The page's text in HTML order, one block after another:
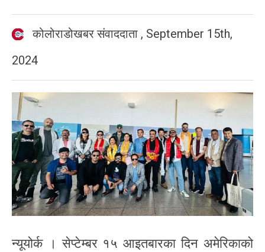
कोलोराडोखबर संवाददाता , September 15th,
2024
न्यूयोर्क । सेप्टेम्बर १५ आइतबारका दिन अमेरिकाको